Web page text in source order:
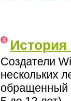
Создатели
нескольких
обращенный